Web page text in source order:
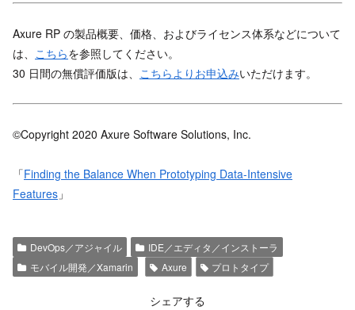
Axure RP の製品概要、価格、およびライセンス体系などについて
は、 こちらを参照してください。
30 日間の無償評価版は、 こちらよりお申込みいただけます。
©Copyright 2020 Axure Software Solutions, Inc.
「Finding the Balance When Prototyping Data-Intensive
Features 」
DevOps／アジャイル
IDE／エディタ／インストーラ
モバイル開発／Xamarin
Axure プロトタイプ
シェアする